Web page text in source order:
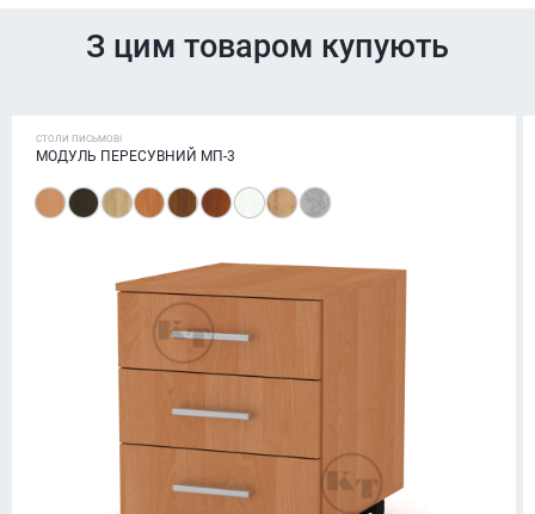
З цим товаром купують
СТОЛИ ПИСЬМОВІ
МОДУЛЬ ПЕРЕСУВНИЙ МП-3